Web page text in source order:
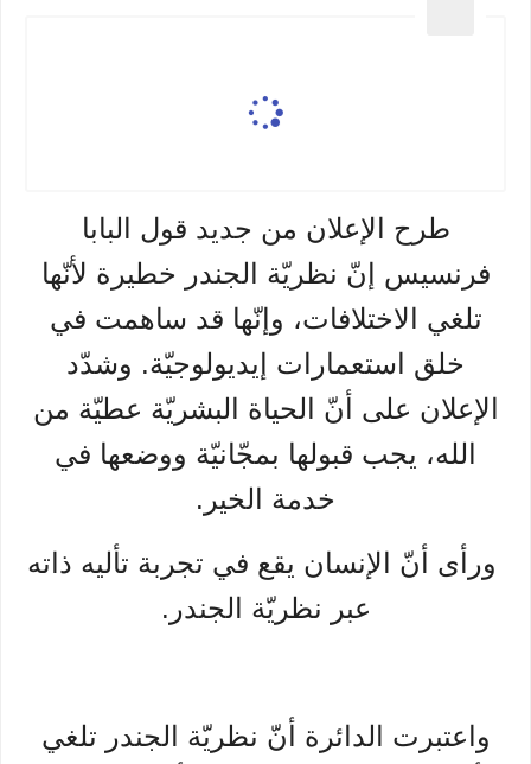
طرح الإعلان من جديد قول البابا
فرنسيس إنّ نظريّة الجندر خطيرة لأنّها
تلغي الاختلافات، وإنّها قد ساهمت في
خلق استعمارات إيديولوجيّة. وشدّد
الإعلان على أنّ الحياة البشريّة عطيّة من
الله، يجب قبولها بمجّانيّة ووضعها في
خدمة الخير.
ورأى أنّ الإنسان يقع في تجربة تأليه ذاته
عبر نظريّة الجندر.
واعتبرت الدائرة أنّ نظريّة الجندر تلغي